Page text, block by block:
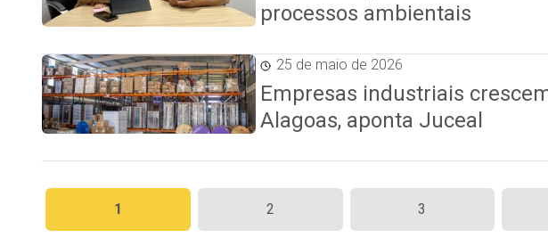
processos ambientais
25 de maio de 2026
Empresas industriais
Alagoas, aponta Juceal
Paginação
de
1 2 3